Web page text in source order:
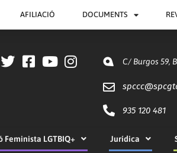
AFILIACIÓ DOCUMENTS
C/ Burgos 59,
spccc@
935 120 481
Feminista LGTBIQ+ Jurídica